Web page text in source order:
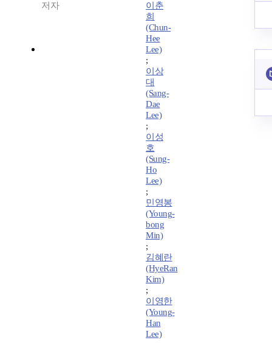
저자
이춘
희
(Chun-
Hee
Lee)
;
이상
대
(Sang-
Dae
Lee)
;
이성
호
(Sung-
Ho
Lee)
;
민영봉
(Young-
bong
Min)
;
김혜란
(HyeRan
Kim)
;
이영한
(Young-
Han
Lee)